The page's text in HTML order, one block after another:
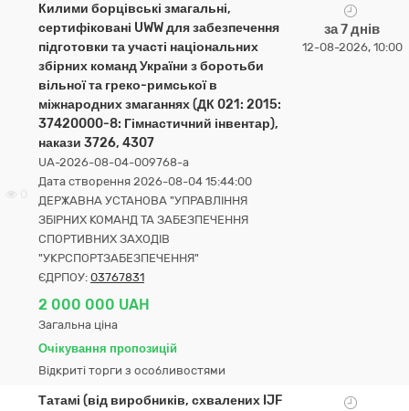
Килими борцівські змагальні,
сертифіковані UWW для забезпечення
підготовки та участі національних
збірних команд України з боротьби
вільної та греко-римської в
міжнародних змаганнях (ДК 021: 2015:
37420000-8: Гімнастичний інвентар),
накази 3726, 4307
UA-2026-08-04-009768-a
Дата створення 2026-08-04 15:44:00
ДЕРЖАВНА УСТАНОВА "УПРАВЛІННЯ
ЗБІРНИХ КОМАНД ТА ЗАБЕЗПЕЧЕННЯ
СПОРТИВНИХ ЗАХОДІВ
"УКРСПОРТЗАБЕЗПЕЧЕННЯ"
ЄДРПОУ: 03767831
2 000 000 UAH
Загальна ціна
Очікування пропозицій
Відкриті торги з особливостями
за 7 днів
12-08-2026, 10:00
Татамі (від виробників, схвалених IJF